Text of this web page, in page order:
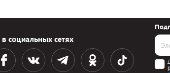
социальных сетях